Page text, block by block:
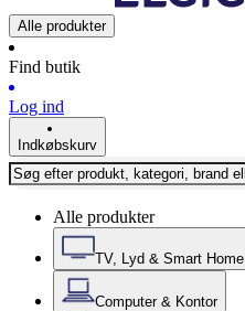
Alle produkter
Find butik
Log ind
Indkøbskurv
Alle produkter
TV, Lyd & Smart Home
Computer & Kontor